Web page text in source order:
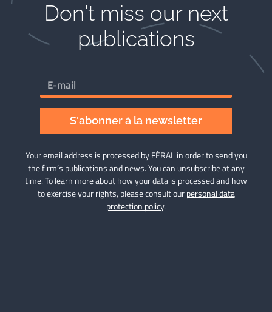
Don't miss our next
publications​
S'abonner à la newsletter
Your email address is processed by FÉRAL in order to send you
the firm’s publications and news. You can unsubscribe at any
time. To learn more about how your data is processed and how
to exercise your rights, please consult ourpersonal data
protection policy.